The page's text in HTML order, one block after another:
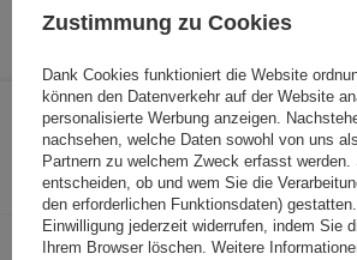
7,99 € /Stk.
IN DEN
Folgende Produkte
anderen Kunden
Zustimmung zu Cookies
Dank Cookies funktioniert die Website
können den Datenverkehr auf der Website
personalisierte Werbung anzeigen.
nachsehen, welche Daten sowohl von uns
Partnern zu welchem Zweck erfasst
entscheiden, ob und wem Sie die
den erforderlichen Funktionsdaten)
Einwilligung jederzeit widerrufen, indem Sie
Ihrem Browser löschen. Weitere